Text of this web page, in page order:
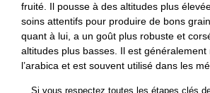
fruité. Il pousse à des altitudes plus
soins attentifs pour produire de bons
quant à lui, a un goût plus robuste et
altitudes plus basses. Il est
l’arabica et est souvent utilisé dans les
Si vous respectez toutes les étapes clés